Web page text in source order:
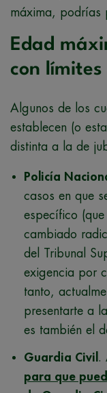
máxima, podrías
Edad
con límites
Algunos de los
establecen (o
distinta a la de
Policía
casos en que
específico
cambiado
del Tribunal
exigencia por
tanto,
presentarte a
es también el
Guardia Civil .
para que